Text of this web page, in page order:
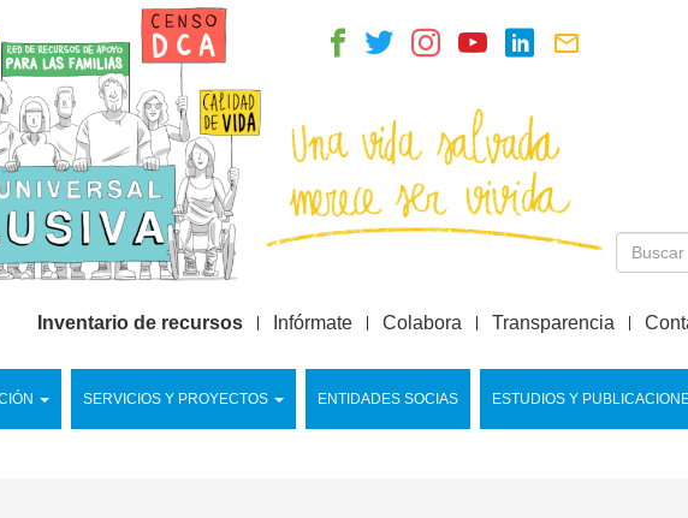
SERVICIOS Y PROYECTOS ENTIDADES SOCIAS ESTUDIOS Y
Inventario de recursos Infórmate Colabora Transparencia